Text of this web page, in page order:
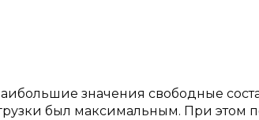
значения свободные
был максимальным. При этом